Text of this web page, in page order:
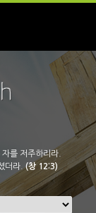
를 저주하리라.
더라.(창 12:3)